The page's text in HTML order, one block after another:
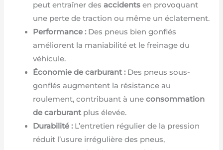
peut entraîner desaccidents en provoquant
une perte de traction ou même un éclatement.
Performance :Des pneus bien gonflés
améliorent la maniabilité et le freinage du
véhicule.
Économie de carburant :Des pneus sous-
gonflés augmentent la résistance au
roulement, contribuant à uneconsommation
de carburantplus élevée.
Durabilité :L’entretien régulier de la pression
réduit l’usure irrégulière des pneus,